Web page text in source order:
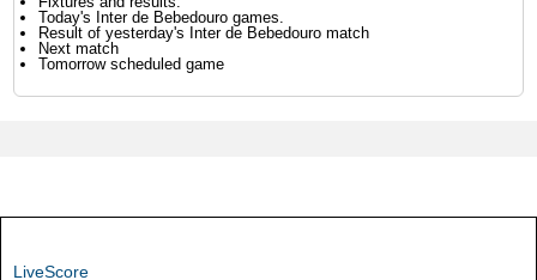
Today's Inter de Bebedouro games.
Result of yesterday's Inter de Bebedouro match
Next match
Tomorrow scheduled game
LiveScore